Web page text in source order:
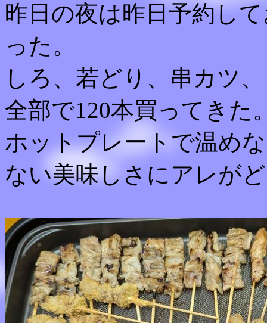
昨日の夜は昨日予約し
った。
しろ、若どり、串カツ
全部で120本買ってきた
ホットプレートで温め
ない美味しさにアレが